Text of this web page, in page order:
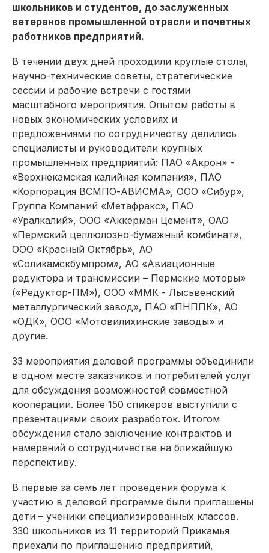
школьников и студентов, до заслуженных
ветеранов промышленной отрасли и почетных
работников предприятий.
В течении двух дней проходили круглые столы,
научно-технические советы, стратегические
сессии и рабочие встречи с гостями
масштабного мероприятия. Опытом работы в
новых экономических условиях и
предложениями по сотрудничеству делились
специалисты и руководители крупных
промышленных предприятий: ПАО «Акрон» -
«Верхнекамская калийная компания», ПАО
«Корпорация ВСМПО-АВИСМА», ООО «Сибур»,
Группа Компаний «Метафракс», ПАО
«Уралкалий», ООО «Аккерман Цемент», ОАО
«Пермский целлюлозно-бумажный комбинат»,
ООО «Красный Октябрь», АО
«Соликамскбумпром», АО «Авиационные
редуктора и трансмиссии – Пермские моторы»
(«Редуктор-ПМ»), ООО «ММК - Лысьвенский
металлургический завод», ПАО «ПНППК», АО
«ОДК», ООО «Мотовилихинские заводы» и
другие.
33 мероприятия деловой программы объединили
в одном месте заказчиков и потребителей услуг
для обсуждения возможностей совместной
кооперации. Более 150 спикеров выступили с
презентациями своих разработок. Итогом
обсуждения стало заключение контрактов и
намерений о сотрудничестве на ближайшую
перспективу.
В первые за семь лет проведения форума к
участию в деловой программе были приглашены
дети – ученики специализированных классов.
330 школьников из 11 территорий Прикамья
приехали по приглашению предприятий,